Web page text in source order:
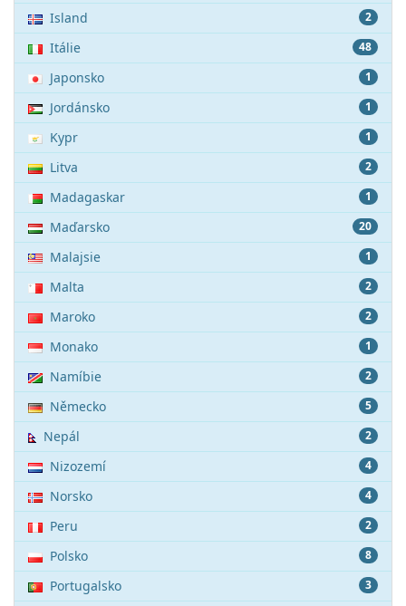
2
Island
48
Itálie
1
Japonsko
1
Jordánsko
1
Kypr
2
Litva
1
Madagaskar
20
Maďarsko
1
Malajsie
2
Malta
2
Maroko
1
Monako
2
Namíbie
5
Německo
2
Nepál
4
Nizozemí
4
Norsko
2
Peru
8
Polsko
3
Portugalsko